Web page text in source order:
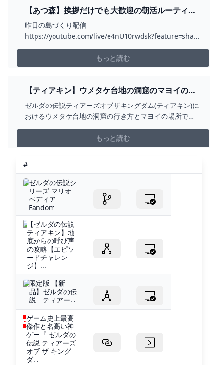
【あつ森】挨拶だけでも大歓迎の朝活ルーティー
ン配信🌳｜あつまれどうぶつの森｜ACNH -
YOUTUBE
昨日の島づくり配信
https://youtube.com/live/e4nU10rwdsk?feature=share
ます！https://www.youtube.com/playlist?
list=PLepeaq7GWCnCQF9seNMK5SXGsbkNk...
もっと読む
【ティアキン】ウメタケ台地の洞窟のマヨイの場
所と行き方【ゼルダの伝説ティアーズオブザキン
グダム】 - ゲームウィズ
ゼルダの伝説ティアーズオブザキングダム(ティアキン)に
おけるウメタケ台地の洞窟の行き方とマヨイの場所で
ップ位置をはじめ、行く方法や宝箱の情報などを掲載し
ています。
もっと読む
#
ゼルダの伝説シ
リーズ マリオ
ペディア
Fandom
【ゼルダの伝説
ティアキン】地
底からの呼び声
の攻略【エピソ
ードチャレン
ジ】...
限定版 【新
品】ゼルダの伝
説 ティアー...
ゲーム史上最高
傑作と名高い神
ゲー『 ゼルダの
伝説 ティアーズ
オブ ザ キング
ダ...